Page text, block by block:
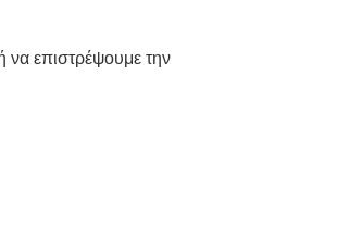
επιστρέψουμε την